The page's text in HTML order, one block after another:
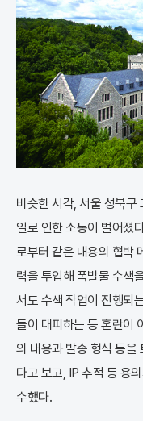
비슷한 시각, 서울 성북구
일로 인한 소동이 벌어졌
로부터 같은 내용의 협박
력을 투입해 폭발물 수색
서도 수색 작업이 진행되
들이 대피하는 등 혼란이
의 내용과 발송 형식 등을
다고 보고, IP 추적 등 용
수했다.